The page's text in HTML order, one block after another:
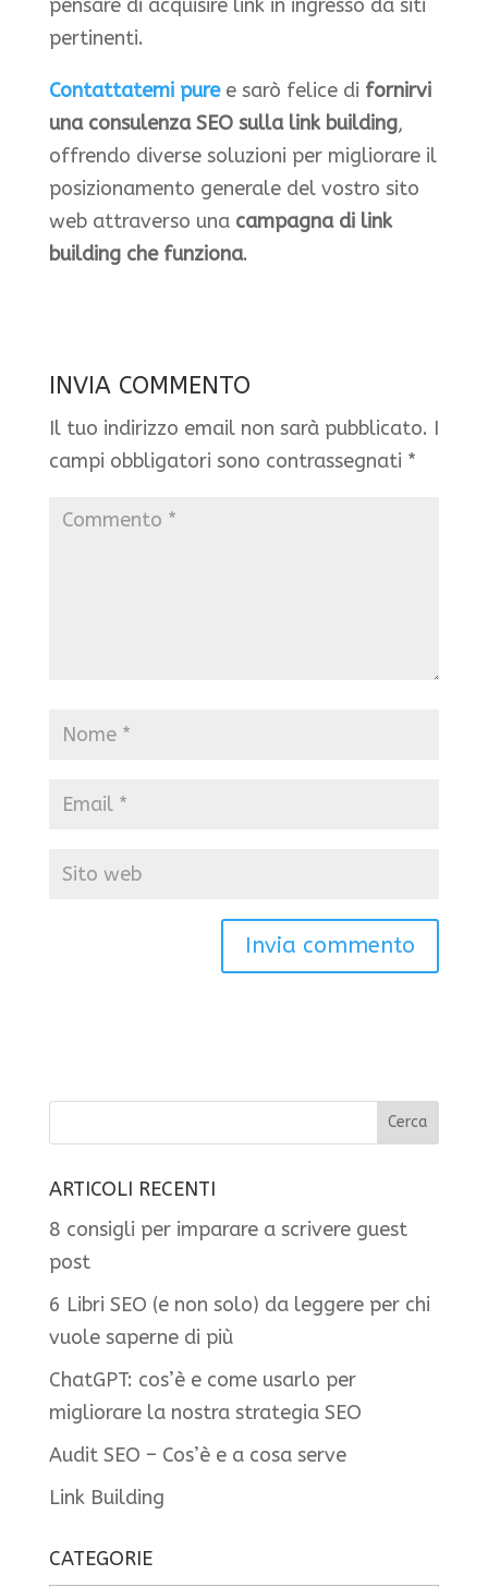
pensare di acquisire link in ingresso da siti
pertinenti.
Contattatemi pure e sarò felice di fornirvi
una consulenza SEO sulla link building,
offrendo diverse soluzioni per migliorare il
posizionamento generale del vostro sito
web attraverso una campagna di link
building che funziona.
INVIA COMMENTO
Il tuo indirizzo email non sarà pubblicato. I
campi obbligatori sono contrassegnati *
ARTICOLI RECENTI
8 consigli per imparare a scrivere guest
post
6 Libri SEO (e non solo) da leggere per chi
vuole saperne di più
ChatGPT: cos’è e come usarlo per
migliorare la nostra strategia SEO
Audit SEO – Cos’è e a cosa serve
Link Building
CATEGORIE